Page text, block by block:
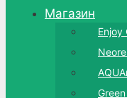
Магазин